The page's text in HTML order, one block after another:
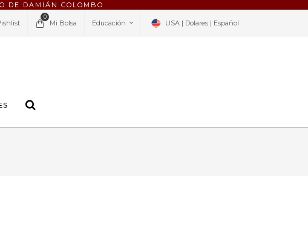
DE DAMIÁN COLOMBO
0
Mi Bolsa Educación USA | Dolares | Español